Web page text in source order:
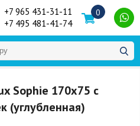
+7 965 431-31-11
+7 495 481-41-74
0
Sophie 170x75 с
(углубленная)